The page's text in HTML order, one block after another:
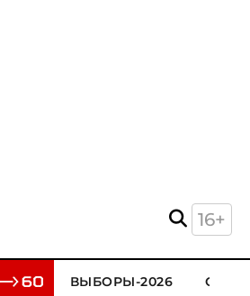
16+
ВЫБОРЫ-2026